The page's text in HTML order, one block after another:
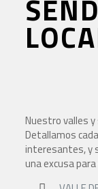
Nuestro valles
Detallamos
interesantes, y
una excusa para